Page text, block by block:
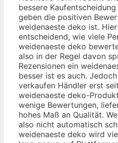
bessere
geben die positiven
weidenaeste deko ist.
entscheidend, wie viele
weidenaeste deko
also in der Regel davon
Rezensionen ein
besser ist es auch.
verkaufen Händler erst
weidenaeste deko-
wenige Bewertungen,
hohes Maß an Qualität.
also nicht automatisch
weidenaeste deko wird